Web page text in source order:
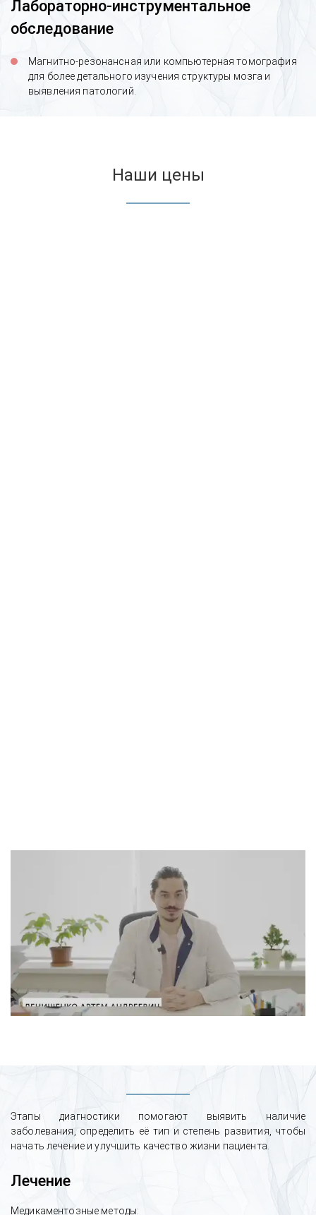
Отзыв о лечении депрессивного
состояния, нормализации сна и
восстановлении энергии
Лабораторно-инструментальное
обследование
Магнитно-резонансная или компьютерная томография
для более детального изучения структуры мозга и
выявления патологий.
Наши цены
Этапы диагностики помогают выявить наличие
заболевания, определить её тип и степень развития, чтобы
начать лечение и улучшить качество жизни пациента.
Лечение
Медикаментозные методы: